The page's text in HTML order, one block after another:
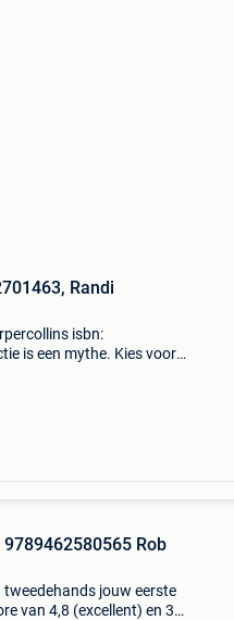
Randi
isbn:
is een mythe. Kies voor
Rob
jouw eerste
van 4,8 (excellent) en 30